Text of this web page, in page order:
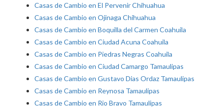
Casas de Cambio en El Pervenir Chihuahua
Casas de Cambio en Ojinaga Chihuahua
Casas de Cambio en Boquilla del Carmen Coahuila
Casas de Cambio en Ciudad Acuna Coahuila
Casas de Cambio en Piedras Negras Coahuila
Casas de Cambio en Ciudad Camargo Tamaulipas
Casas de Cambio en Gustavo Dias Ordaz Tamaulipas
Casas de Cambio en Reynosa Tamaulipas
Casas de Cambio en Rio Bravo Tamaulipas